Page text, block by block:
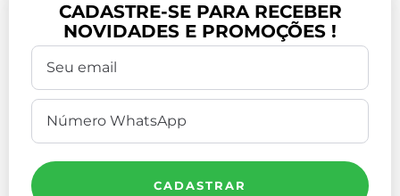
CADASTRE-SE PARA RECEBER
NOVIDADES E PROMOÇÕES !
CADASTRAR